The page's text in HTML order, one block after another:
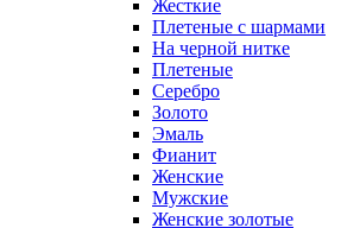
Жесткие
Плетеные с шармами
На черной нитке
Плетеные
Серебро
Золото
Эмаль
Фианит
Женские
Мужские
Женские золотые